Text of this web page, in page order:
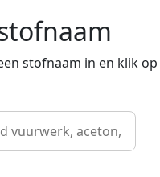
stofnaam in en klik